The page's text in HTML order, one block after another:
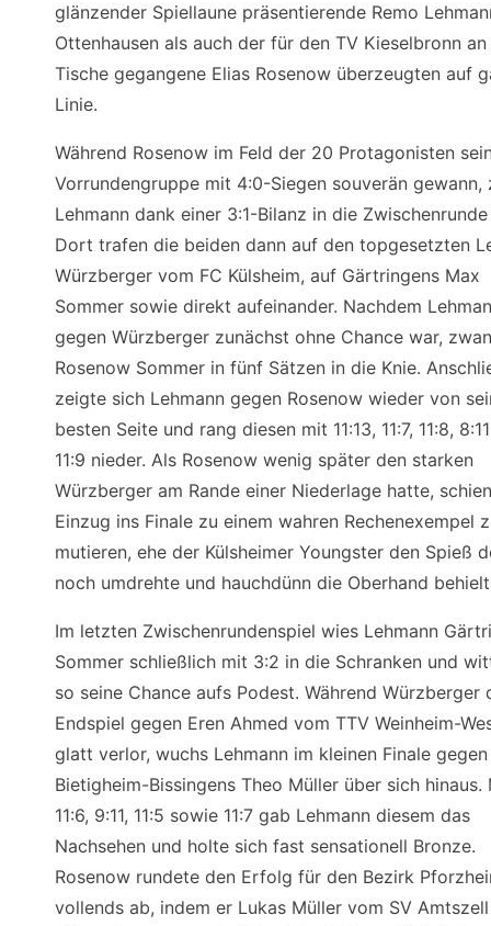
glänzender Spiellaune präsentierende Remo
Ottenhausen als auch der für den TV Kieselbronn
Tische gegangene Elias Rosenow überzeugten auf
Linie.
Während Rosenow im Feld der 20 Protagonisten
Vorrundengruppe mit 4:0-Siegen souverän gewann,
Lehmann dank einer 3:1-Bilanz in die
Dort trafen die beiden dann auf den topgesetzten
Würzberger vom FC Külsheim, auf Gärtringens Max
Sommer sowie direkt aufeinander. Nachdem
gegen Würzberger zunächst ohne Chance war,
Rosenow Sommer in fünf Sätzen in die Knie.
zeigte sich Lehmann gegen Rosenow wieder von
besten Seite und rang diesen mit 11:13, 11:7, 11:8,
11:9 nieder. Als Rosenow wenig später den starken
Würzberger am Rande einer Niederlage hatte,
Einzug ins Finale zu einem wahren Rechenexempel
mutieren, ehe der Külsheimer Youngster den Spieß
noch umdrehte und hauchdünn die Oberhand
Im letzten Zwischenrundenspiel wies Lehmann
Sommer schließlich mit 3:2 in die Schranken und
so seine Chance aufs Podest. Während Würzberger
Endspiel gegen Eren Ahmed vom TTV Weinheim-
glatt verlor, wuchs Lehmann im kleinen Finale gegen
Bietigheim-Bissingens Theo Müller über sich hinaus.
11:6, 9:11, 11:5 sowie 11:7 gab Lehmann diesem das
Nachsehen und holte sich fast sensationell Bronze.
Rosenow rundete den Erfolg für den Bezirk
vollends ab, indem er Lukas Müller vom SV